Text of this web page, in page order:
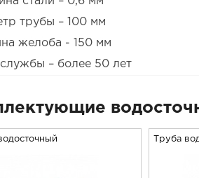
трубы – 100 мм
желоба - 150 мм
– более 50 лет
Труба